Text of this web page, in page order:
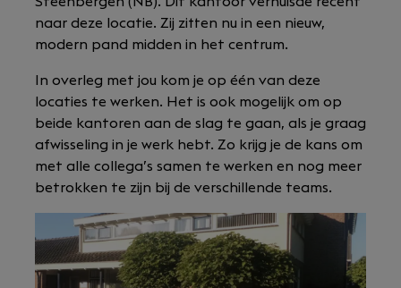
naar deze locatie. Zij zitten nu in een nieuw,
modern pand midden in het centrum.
In overleg met jou kom je op één van deze
locaties te werken. Het is ook mogelijk om op
beide kantoren aan de slag te gaan, als je graag
afwisseling in je werk hebt. Zo krijg je de kans om
met alle collega’s samen te werken en nog meer
betrokken te zijn bij de verschillende teams.